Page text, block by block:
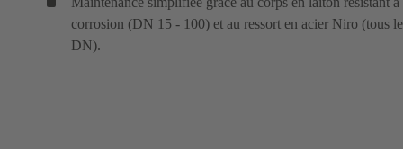
corrosion (DN 15 - 100) et au ressort en acier Niro (tous
DN).